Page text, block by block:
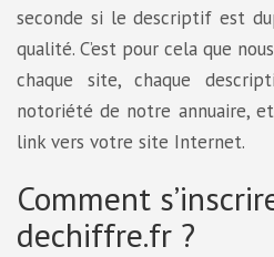
seconde si le descriptif est
qualité. C’est pour cela que
chaque site, chaque
notoriété de notre annuaire,
link vers votre site Internet.
Comment
dechiffre.fr ?